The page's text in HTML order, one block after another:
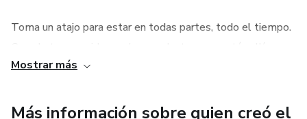
Toma un atajo para estar en todas partes, todo el tiempo.
contenido agradable cada vez. Pensamientos inspiradores
Mostrar más
Más información sobre quien creó el